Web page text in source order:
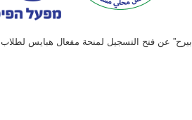
عن فتح التسجيل لمنحة مفعال هبايس لطلاب